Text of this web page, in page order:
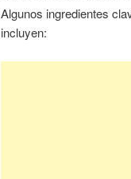
Algunos ingredientes
incluyen: